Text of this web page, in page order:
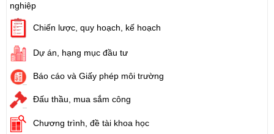
nghiệp
Chiến lược, quy hoạch, kế hoạch
Dự án, hạng mục đầu tư
Báo cáo và Giấy phép môi trường
Đấu thầu, mua sắm công
Chương trình, đề tài khoa học